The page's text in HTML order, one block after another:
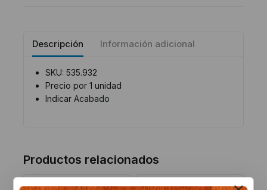
Descripción Información adicional
SKU: 535.932
Precio por 1 unidad
Indicar Acabado
Productos relacionados